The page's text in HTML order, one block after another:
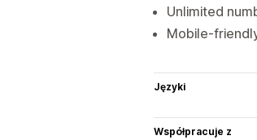
Unlimited
Mobile-
Języki
Współpracuje z